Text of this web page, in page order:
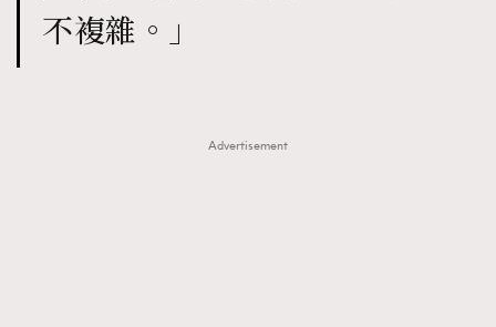
不複雜。」
Advertisement